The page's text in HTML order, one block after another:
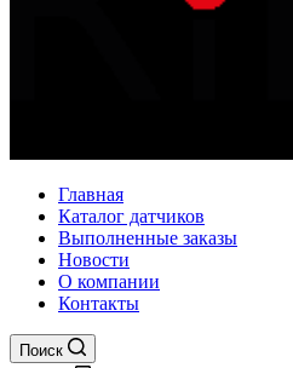
Главная
Каталог датчиков
Выполненные заказы
Новости
О компании
Контакты
Поиск